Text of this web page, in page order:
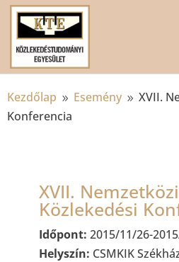
Kezdőlap 9 Esemény 9 XVII.
Konferencia
XVII. Nemzetközi
Közlekedési
Időpont: 2015/11/26-
Helyszín: CSMKIK